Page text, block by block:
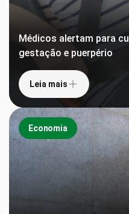
Médicos alertam para
gestação e puerpério
Leia mais
Economia